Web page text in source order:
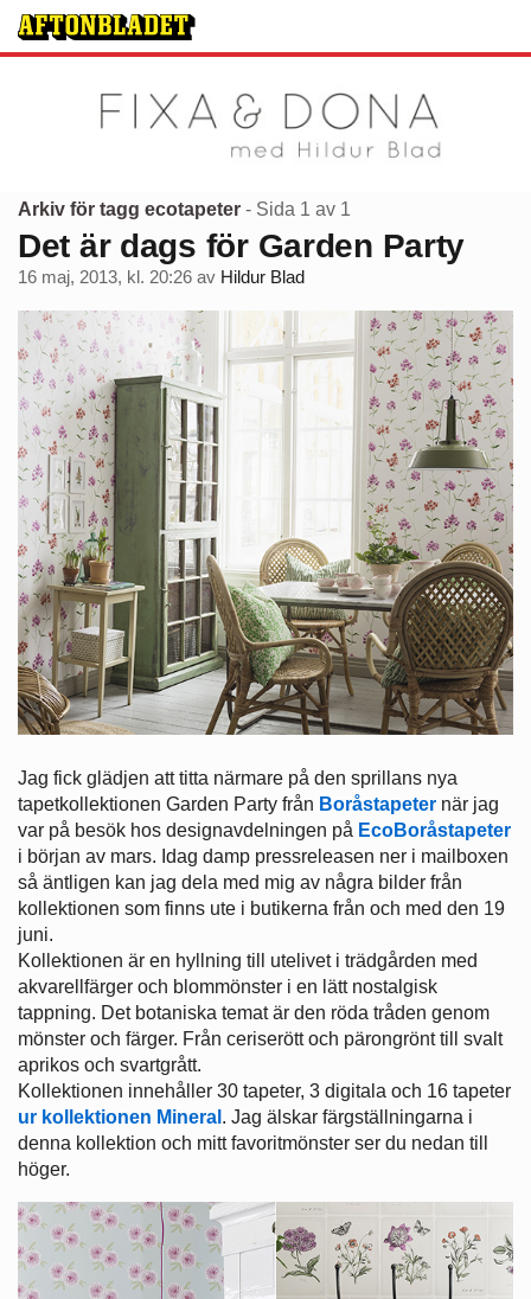
Arkiv för tagg ecotapeter - Sida 1 av 1
Det är dags för Garden Party
16 maj, 2013, kl. 20:26 av Hildur Blad
Jag fick glädjen att titta närmare på den sprillans nya
tapetkollektionen Garden Party från Boråstapeter när jag
var på besök hos designavdelningen på EcoBoråstapeter
i början av mars. Idag damp pressreleasen ner i mailboxen
så äntligen kan jag dela med mig av några bilder från
kollektionen som finns ute i butikerna från och med den 19
juni.
Kollektionen är en hyllning till utelivet i trädgården med
akvarellfärger och blommönster i en lätt nostalgisk
tappning. Det botaniska temat är den röda tråden genom
mönster och färger. Från ceriserött och pärongrönt till svalt
aprikos och svartgrått.
Kollektionen innehåller 30 tapeter, 3 digitala och 16 tapeter
ur kollektionen Mineral . Jag älskar färgställningarna i
denna kollektion och mitt favoritmönster ser du nedan till
höger.